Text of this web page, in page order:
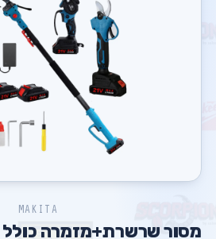
MAKITA
מסור שרשרת+מזמרה